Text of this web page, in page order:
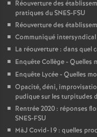
Réouverture des
pratiques du SNES-FSU
Réouverture des
Communiqué
La réouverture : dans
Enquête Collège - Quelles
Enquête Lycée - Quelles
Opacité, déni,
pudique sur les turpitudes
Rentrée 2020 : réponses
SNES-FSU
MàJ Covid-19 : quelles